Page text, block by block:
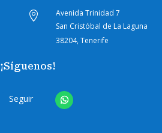

Avenida Trinidad 7
San Cristóbal de La Laguna
38204, Tenerife
¡Síguenos!
Seguir